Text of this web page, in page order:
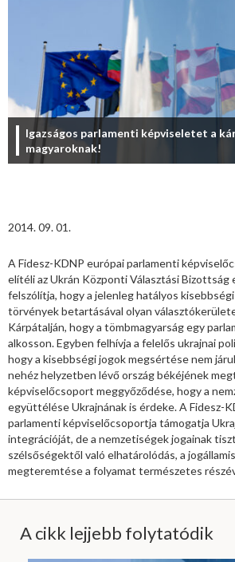
Igazságos parlamenti képviseletet a
magyaroknak!
2014. 09. 01.
A Fidesz-KDNP európai parlamenti
elítéli az Ukrán Központi Választási Bizottság
felszólítja, hogy a jelenleg hatályos
törvények betartásával olyan
Kárpátalján, hogy a tömbmagyarság egy
alkosson. Egyben felhívja a felelős ukrajnai
hogy a kisebbségi jogok megsértése nem járul
nehéz helyzetben lévő ország békéjének
képviselőcsoport meggyőződése, hogy a
együttélése Ukrajnának is érdeke. A Fidesz-
parlamenti képviselőcsoportja támogatja
integrációját, de a nemzetiségek jogainak
szélsőségektől való elhatárolódás, a
megteremtése a folyamat természetes
A cikk lejjebb folytatódik